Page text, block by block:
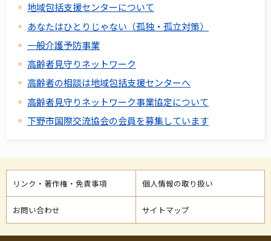
地域包括支援センターについて
あなたはひとりじゃない（孤独・孤立対策）
一般介護予防事業
高齢者見守りネットワーク
高齢者の相談は地域包括支援センターへ
高齢者見守りネットワーク事業協定について
下野市国際交流協会の会員を募集しています
リンク・著作権・免責事項 個人情報の取り扱い
お問い合わせ サイトマップ